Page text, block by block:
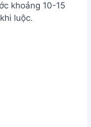
khoảng 10-15
luộc.